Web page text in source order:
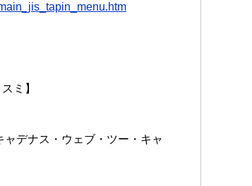
ミ】
デナス・ウェブ・ツー・キャ